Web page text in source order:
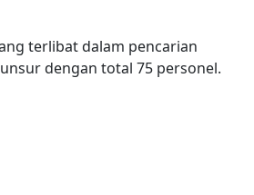
terlibat dalam pencarian
dengan total 75 personel.